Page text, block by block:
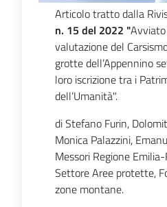
Articolo tratto dalla
n. 15 del 2022 "
valutazione del
grotte dell’Appennino
loro iscrizione tra i
dell’Umanità".
di Stefano Furin,
Monica Palazzini,
Messori Regione
Settore Aree protette,
zone montane.